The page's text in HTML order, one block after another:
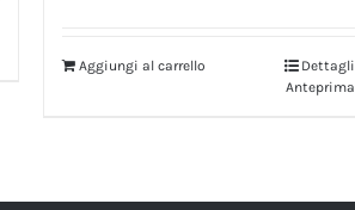
Aggiungi al carrello
Dettagli
Anteprima